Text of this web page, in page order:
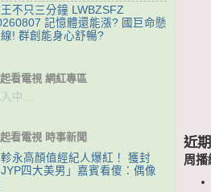
近
周播
不只三分鐘 LWBZSFZ
記憶體還能漲? 國巨命懸
! 群創能身心舒暢?
看電視 網紅專區
入中…
看電視 時事新聞
永高顏值經紀人爆紅！ 獲封
JYP四大美男」嘉賓看傻：偶像